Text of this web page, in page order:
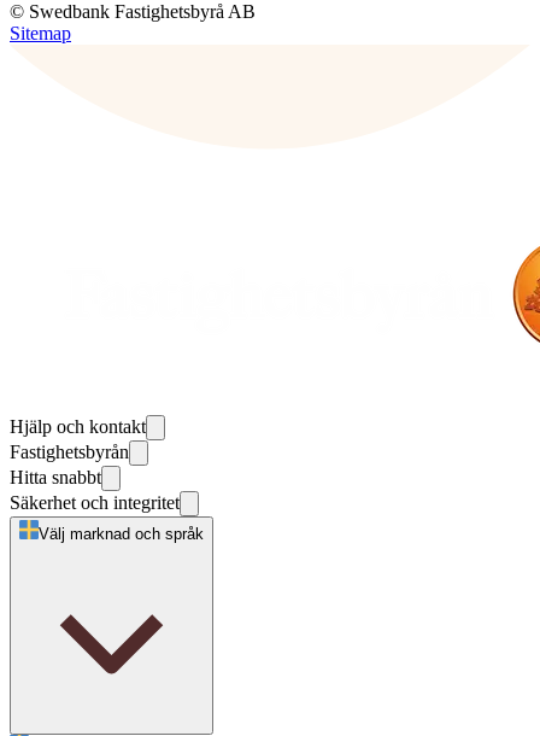
© Swedbank Fastighetsbyrå AB
Sitemap
Hjälp och kontakt
Fastighetsbyrån
Hitta snabbt
Säkerhet och integritet
Välj marknad och språk